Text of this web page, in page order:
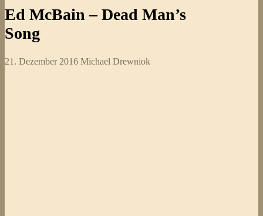
Ed McBain – Dead Man’s
Song
21. Dezember 2016 Michael Drewniok